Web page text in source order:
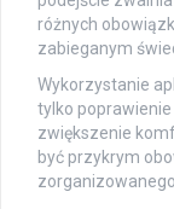
różnych
zabieganym
Wykorzystanie
tylko
zwiększenie
być przykrym